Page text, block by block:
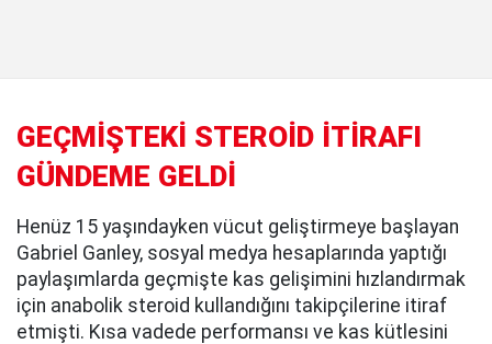
GEÇMİŞTEKİ STEROİD İTİRAFI
GÜNDEME GELDİ
Henüz 15 yaşındayken vücut geliştirmeye başlayan
Gabriel Ganley, sosyal medya hesaplarında yaptığı
paylaşımlarda geçmişte kas gelişimini hızlandırmak
için anabolik steroid kullandığını takipçilerine itiraf
etmişti. Kısa vadede performansı ve kas kütlesini